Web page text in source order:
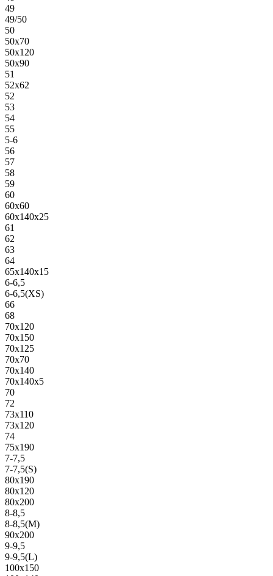
49
49/50
50
50х70
50х120
50х90
51
52х62
52
53
54
55
5-6
56
57
58
59
60
60х60
60х140х25
61
62
63
64
65х140х15
6-6,5
6-6,5(XS)
66
68
70х120
70х150
70х125
70х70
70х140
70х140х5
70
72
73х110
73х120
74
75х190
7-7,5
7-7,5(S)
80х190
80х120
80х200
8-8,5
8-8,5(M)
90х200
9-9,5
9-9,5(L)
100х150